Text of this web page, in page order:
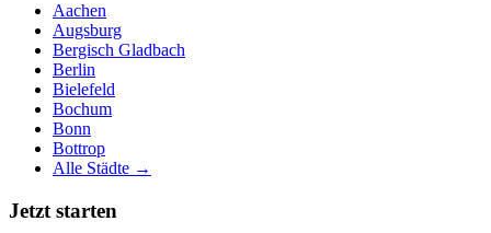
Aachen
Augsburg
Bergisch Gladbach
Berlin
Bielefeld
Bochum
Bonn
Bottrop
Alle Städte →
Jetzt starten